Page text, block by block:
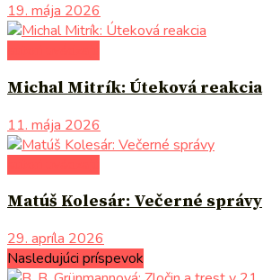
19. mája 2026
Michal Mitrík: Úteková reakcia
11. mája 2026
Matúš Kolesár: Večerné správy
29. apríla 2026
Nasledujúci príspevok